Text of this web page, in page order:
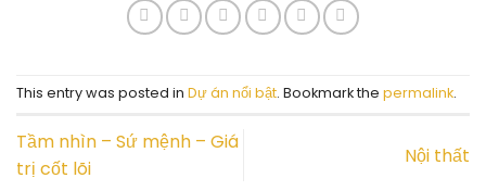
This entry was posted in Dự án nổi bật. Bookmark the permalink.
Tầm nhìn – Sứ mệnh – Giá
trị cốt lõi
Nội thất